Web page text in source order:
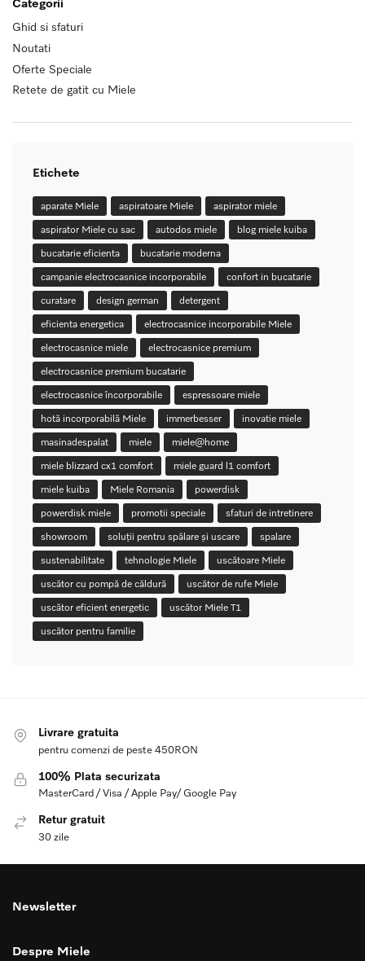
Ghid si sfaturi
Noutati
Oferte Speciale
Retete de gatit cu Miele
Etichete
aparate Miele aspiratoare Miele
aspirator miele
aspirator Miele cu sac
autodos miele
blog miele kuiba
bucatarie eficienta
bucatarie moderna
campanie electrocasnice incorporabile
confort in bucatarie
curatare
design german
detergent
eficienta energetica
electrocasnice incorporabile Miele
electrocasnice miele
electrocasnice premium
electrocasnice premium bucatarie
electrocasnice încorporabile
espressoare miele
hotă incorporabilă Miele
immerbesser
inovatie miele
masinadespalat
miele
miele@home
miele blizzard cx1 comfort
miele guard l1 comfort
miele kuiba
Miele Romania
powerdisk
powerdisk miele
promotii speciale
sfaturi de intretinere
showroom
soluții pentru spălare și uscare
spalare
sustenabilitate
tehnologie Miele
uscătoare Miele
uscător cu pompă de căldură
uscător de rufe Miele
uscător eficient energetic
uscător Miele T1
uscător pentru familie
Livrare gratuita
pentru comenzi de peste 450RON
100% Plata securizata
MasterCard / Visa / Apple Pay/ Google Pay
Retur gratuit
30 zile
Newsletter
Despre Miele